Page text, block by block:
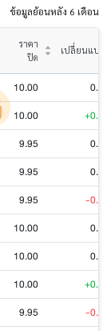
ข้อมูลย้อนหลัง 6 เดือน
ราคา
ปิด
เปลี่ยนแปล
10.00
10.00
9.95
9.95
9.95
-
10.00
10.00
10.00
9.95
-